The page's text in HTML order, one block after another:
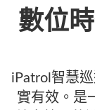
數位
iPatrol智慧
實有效。是